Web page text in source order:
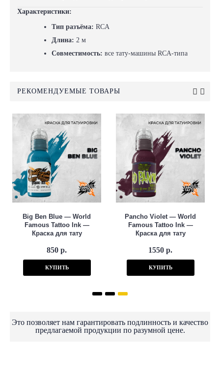
Характеристики:
Тип разъёма: RCA
Длина: 2 м
Совместимость: все тату-машины RCA-типа
РЕКОМЕНДУЕМЫЕ ТОВАРЫ
Big Ben Blue — World
Famous Tattoo Ink —
Краска для тату
850 р.
КУПИТЬ
Pancho Violet — World
Famous Tattoo Ink —
Краска для тату
1550 р.
КУПИТЬ
Это позволяет нам гарантировать подлинность и качество
предлагаемой продукции по разумной цене.